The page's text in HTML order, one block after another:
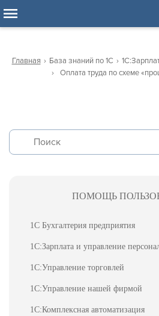
12
Главная › База знаний по 1С ›
›
Оплата труда по схеме
ПОМОЩЬ
1С Бухгалтерия предприятия
1С:Зарплата и управление
1С:Управление торговлей
1С:Управление нашей фирмой
1С:Комплексная автоматизация